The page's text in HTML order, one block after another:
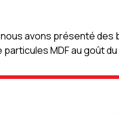
avons présenté des
MDF au goût